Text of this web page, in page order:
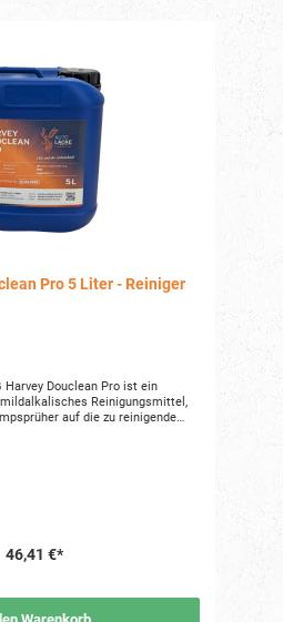
Pro 5 Liter - Reiniger
Harvey Douclean Pro ist ein
Reinigungsmittel,
auf die zu reinigende
46,41 €*